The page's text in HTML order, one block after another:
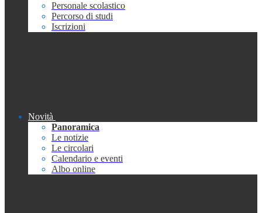
Personale scolastico
Percorso di studi
Iscrizioni
Novità
Panoramica
Le notizie
Le circolari
Calendario e eventi
Albo online